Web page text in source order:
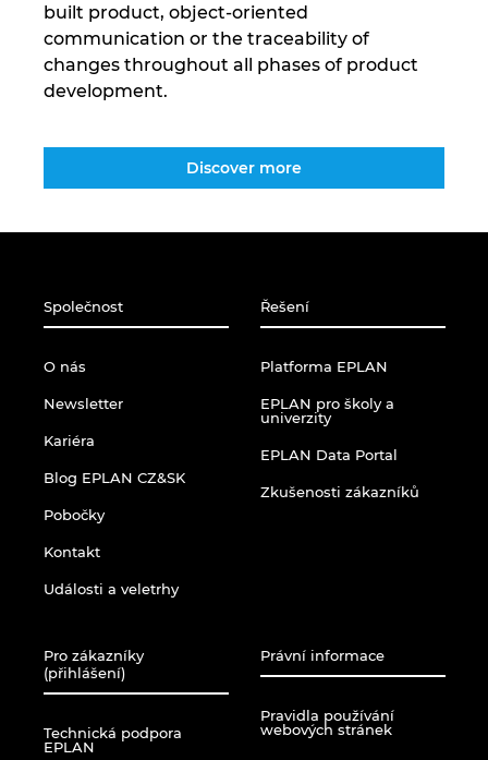
built product, object-oriented
communication or the traceability of
changes throughout all phases of product
development.
Discover more
Společnost
O nás
Newsletter
Kariéra
Blog EPLAN CZ&SK
Pobočky
Kontakt
Události a veletrhy
Řešení
Platforma EPLAN
EPLAN pro školy a
univerzity
EPLAN Data Portal
Zkušenosti zákazníků
Pro zákazníky
(přihlášení)
Technická podpora
EPLAN
Právní informace
Pravidla používání
webových stránek